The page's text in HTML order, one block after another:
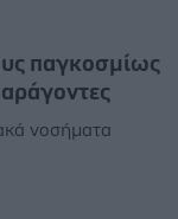
παγκοσμίως
νοσήματα